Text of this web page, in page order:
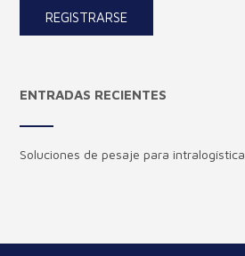
ENTRADAS RECIENTES
Soluciones de pesaje para intralogística